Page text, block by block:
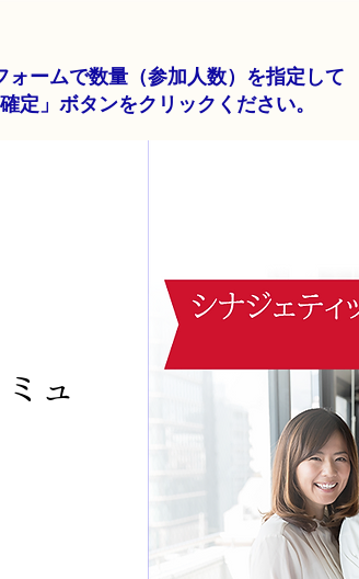
ォームで数量（参加人数）を指定して
確定」ボタンをクリックください。
ュ